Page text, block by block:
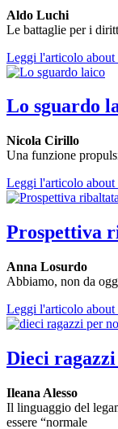
Aldo Luchi
Le battaglie per i
Leggi l'articolo about
Lo sguardo
Nicola Cirillo
Una funzione
Leggi l'articolo
Prospettiva
Anna Losurdo
Abbiamo, non da
Leggi l'articolo about
Dieci
Ileana Alesso
Il linguaggio del
essere “normale